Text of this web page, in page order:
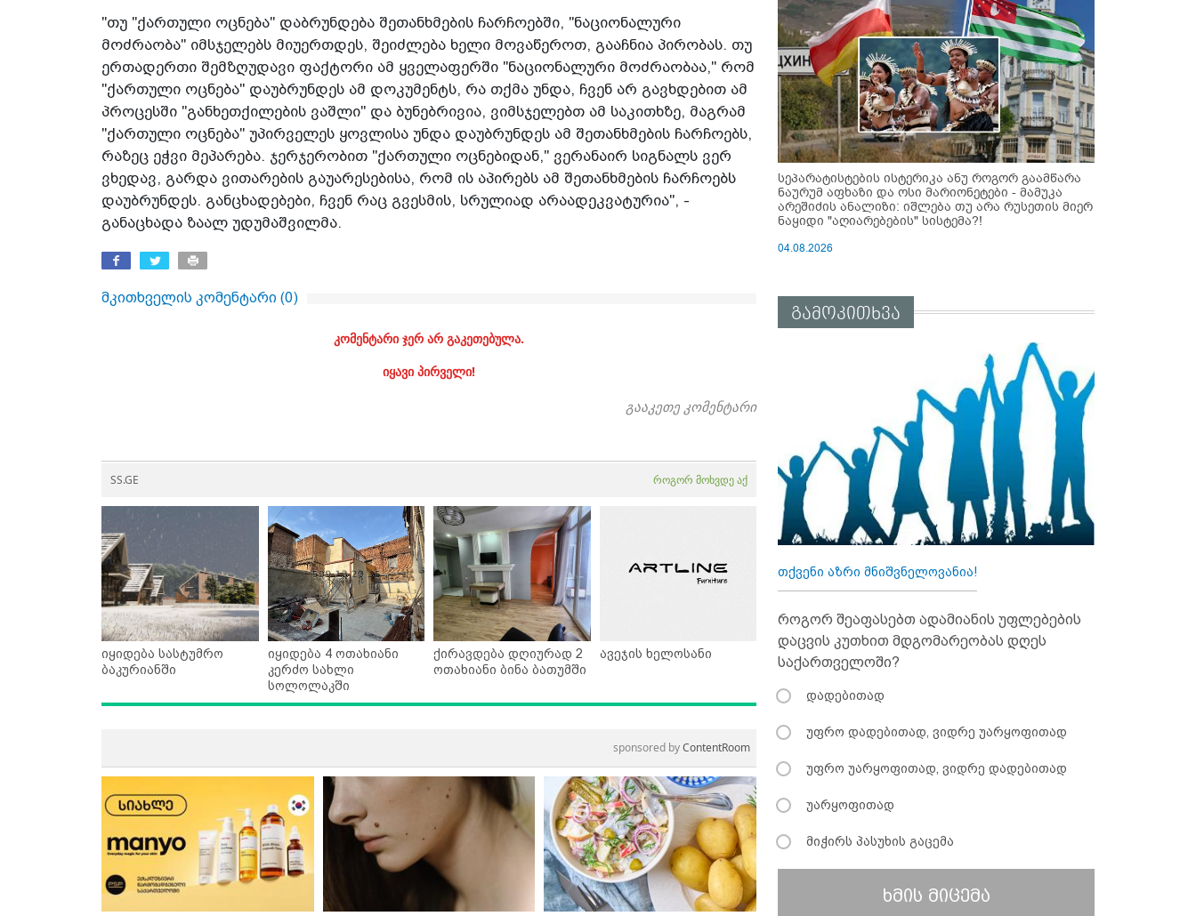
"თუ "ქართული ოცნება" დაბრუნდება შეთანხმების ჩარჩოებში, "ნაციონალური
მოძრაობა" იმსჯელებს მიუერთდეს, შეიძლება ხელი მოვაწეროთ, გააჩნია პირობას. თუ
ერთადერთი შემზღუდავი ფაქტორი ამ ყველაფერში "ნაციონალური მოძრაობაა," რომ
"ქართული ოცნება" დაუბრუნდეს ამ დოკუმენტს, რა თქმა უნდა, ჩვენ არ გავხდებით ამ
პროცესში "განხეთქილების ვაშლი" და ბუნებრივია, ვიმსჯელებთ ამ საკითხზე, მაგრამ
"ქართული ოცნება" უპირველეს ყოვლისა უნდა დაუბრუნდეს ამ შეთანხმების ჩარჩოებს,
რაზეც ეჭვი მეპარება. ჯერჯერობით "ქართული ოცნებიდან," ვერანაირ სიგნალს ვერ
ვხედავ, გარდა ვითარების გაუარესებისა, რომ ის აპირებს ამ შეთანხმების ჩარჩოებს
დაუბრუნდეს. განცხადებები, ჩვენ რაც გვესმის, სრულიად არაადეკვატურია", -
განაცხადა ზაალ უდუმაშვილმა.
მკითხველის კომენტარი (0)
კომენტარი ჯერ არ გაკეთებულა.
იყავი პირველი!
გააკეთე კომენტარი
SS.GE როგორ მოხვდე აქ
იყიდება სასტუმრო
ბაკურიანში
იყიდება 4 ოთახიანი
კერძო სახლი
სოლოლაკში
ქირავდება დღიურად 2
ოთახიანი ბინა ბათუმში
ავეჯის ხელოსანი
sponsored byContentRoom
სეპარატისტების ისტერიკა ანუ როგორ გაამწარა
ნაურუმ აფხაზი და ოსი მარიონეტები - მამუკა
არეშიძის ანალიზი: იშლება თუ არა რუსეთის მიერ
ნაყიდი "აღიარებების" სისტემა?!
04.08.2026
გამოკითხვა
თქვენი აზრი მნიშვნელოვანია!
როგორ შეაფასებთ ადამიანის უფლებების
დაცვის კუთხით მდგომარეობას დღეს
საქართველოში?
დადებითად
უფრო დადებითად, ვიდრე უარყოფითად
უფრო უარყოფითად, ვიდრე დადებითად
უარყოფითად
მიჭირს პასუხის გაცემა
ხმის მიცემა